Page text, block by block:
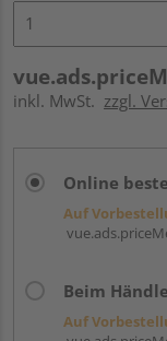
inkl. MwSt. zzgl.
Online
Auf
Beim
Auf